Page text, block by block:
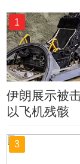
1
伊朗展示被
以飞机残骸
3